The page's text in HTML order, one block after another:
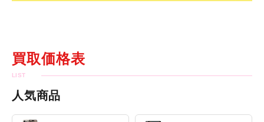
買取価格表
人気商品